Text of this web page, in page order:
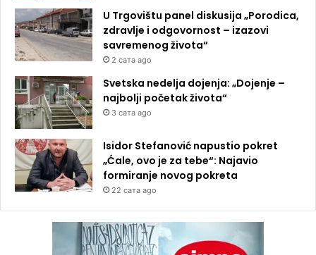
U Trgovištu panel diskusija „Porodica,
zdravlje i odgovornost – izazovi
savremenog života“
2 сата ago
Svetska nedelja dojenja: „Dojenje –
najbolji početak života“
3 сата ago
Isidor Stefanović napustio pokret
„Ćale, ovo je za tebe“: Najavio
formiranje novog pokreta
22 сата ago